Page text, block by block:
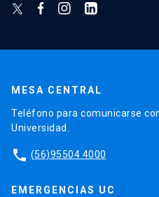
MESA CENTRAL
Teléfono para comunicarse
Universidad.
phone (56)95504 4000
EMERGENCIAS UC